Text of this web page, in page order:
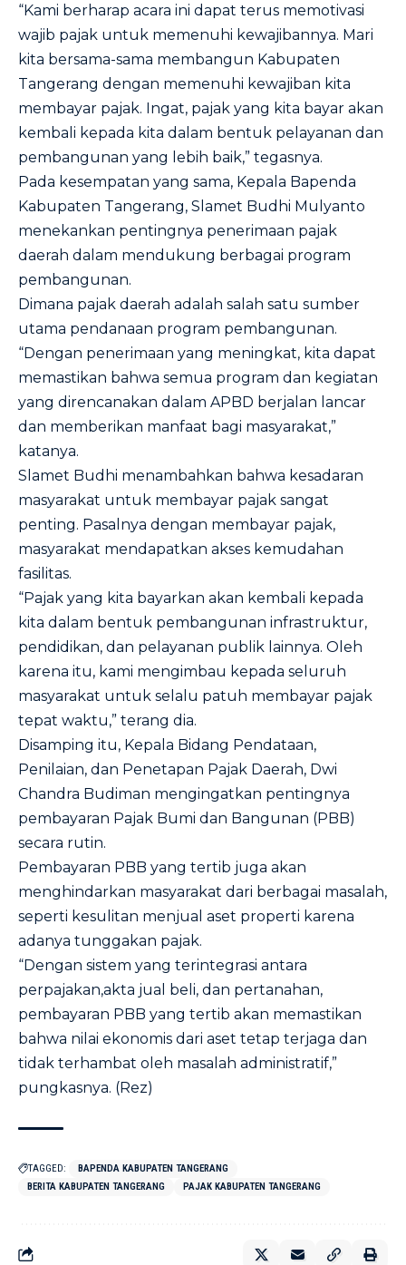
“Kami berharap acara ini dapat terus memotivasi
wajib pajak untuk memenuhi kewajibannya. Mari
kita bersama-sama membangun Kabupaten
Tangerang dengan memenuhi kewajiban kita
membayar pajak. Ingat, pajak yang kita bayar akan
kembali kepada kita dalam bentuk pelayanan dan
pembangunan yang lebih baik,” tegasnya.
Pada kesempatan yang sama, Kepala Bapenda
Kabupaten Tangerang, Slamet Budhi Mulyanto
menekankan pentingnya penerimaan pajak
daerah dalam mendukung berbagai program
pembangunan.
Dimana pajak daerah adalah salah satu sumber
utama pendanaan program pembangunan.
“Dengan penerimaan yang meningkat, kita dapat
memastikan bahwa semua program dan kegiatan
yang direncanakan dalam APBD berjalan lancar
dan memberikan manfaat bagi masyarakat,”
katanya.
Slamet Budhi menambahkan bahwa kesadaran
masyarakat untuk membayar pajak sangat
penting. Pasalnya dengan membayar pajak,
masyarakat mendapatkan akses kemudahan
fasilitas.
“Pajak yang kita bayarkan akan kembali kepada
kita dalam bentuk pembangunan infrastruktur,
pendidikan, dan pelayanan publik lainnya. Oleh
karena itu, kami mengimbau kepada seluruh
masyarakat untuk selalu patuh membayar pajak
tepat waktu,” terang dia.
Disamping itu, Kepala Bidang Pendataan,
Penilaian, dan Penetapan Pajak Daerah, Dwi
Chandra Budiman mengingatkan pentingnya
pembayaran Pajak Bumi dan Bangunan (PBB)
secara rutin.
Pembayaran PBB yang tertib juga akan
menghindarkan masyarakat dari berbagai masalah,
seperti kesulitan menjual aset properti karena
adanya tunggakan pajak.
“Dengan sistem yang terintegrasi antara
perpajakan,akta jual beli, dan pertanahan,
pembayaran PBB yang tertib akan memastikan
bahwa nilai ekonomis dari aset tetap terjaga dan
tidak terhambat oleh masalah administratif,”
pungkasnya. (Rez)
TAGGED:
BAPENDA KABUPATEN TANGERANG
BERITA KABUPATEN TANGERANG
PAJAK KABUPATEN TANGERANG